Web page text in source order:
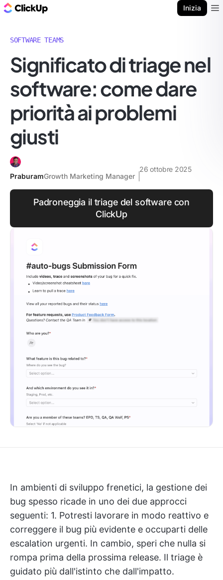
Inizia
SOFTWARE TEAMS
Significato di triage nel
software: come dare
priorità ai problemi
giusti
PraburamGrowth Marketing Manager
26 ottobre 2025
Padroneggia il triage del software con
ClickUp
In ambienti di sviluppo frenetici, la gestione dei
bug spesso ricade in uno dei due approcci
seguenti: 1. Potresti lavorare in modo reattivo e
correggere il bug più evidente e occuparti delle
escalation urgenti. In cambio, speri che nulla si
rompa prima della prossima release. Il triage è
guidato più dall'istinto che dall'impatto.